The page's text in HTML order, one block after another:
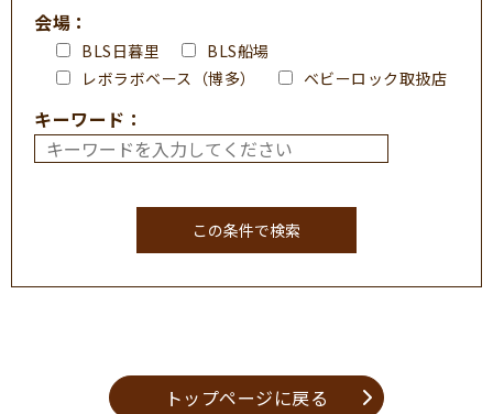
会場：
BLS日暮里
BLS船場
レボラボベース（博多）
ベビーロック取扱店
キーワード：
トップページに戻る